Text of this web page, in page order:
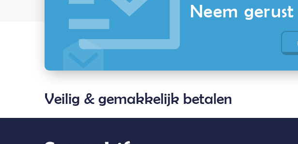
Neem
Veilig & gemakkelijk betalen